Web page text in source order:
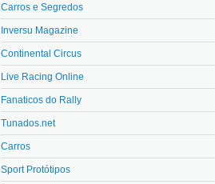
Carros e Segredos
Inversu Magazine
Continental Circus
Live Racing Online
Fanaticos do Rally
Tunados.net
Carros
Sport Protótipos